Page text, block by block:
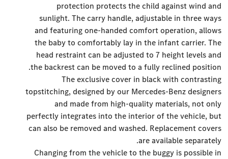
protection protects the child against wind and
sunlight. The carry handle, adjustable in three ways
and featuring one-handed comfort operation, allows
the baby to comfortably lay in the infant carrier. The
head restraint can be adjusted to 7 height levels and
the backrest can be moved to a fully reclined position.
The exclusive cover in black with contrasting
topstitching, designed by our Mercedes-Benz designers
and made from high-quality materials, not only
perfectly integrates into the interior of the vehicle, but
can also be removed and washed. Replacement covers
are available separately.
Changing from the vehicle to the buggy is possible in